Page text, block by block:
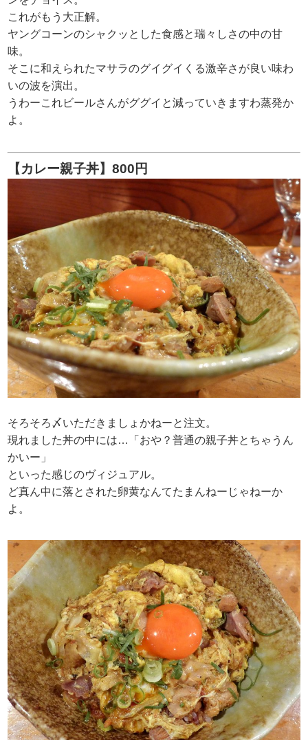
これがもう大正解。
ヤングコーンのシャクッとした食感と瑞々しさの中の甘
味。
そこに和えられたマサラのグイグイくる激辛さが良い味わ
いの波を演出。
うわーこれビールさんがググイと減っていきますわ蒸発か
よ。
【カレー親子丼】800円
そろそろ〆いただきましょかねーと注文。
現れました丼の中には…「おや？普通の親子丼とちゃうん
かいー」
といった感じのヴィジュアル。
ど真ん中に落とされた卵黄なんてたまんねーじゃねーか
よ。